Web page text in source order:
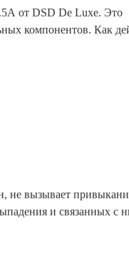
от DSD De Luxe. Это
компонентов. Как
не вызывает
и связанных с